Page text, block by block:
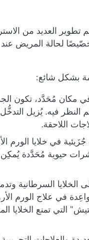
العديد من
لحالة المريض عند
بشكل شائع:
مكان مُحَدَّد، تكون
النظر فيه. يُزيل
اللاحقة.
في خلايا الورم
حيوية مُحَدَّدة يُمكِن
السرطانية
في علاج الورم
التي تمنع الخلايا